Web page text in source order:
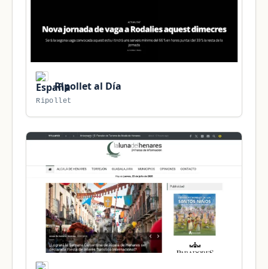
Ripollet al Día
Ripollet